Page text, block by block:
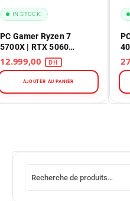
PC Gamer Ryzen 7
5700X | RTX 5060
Gaming
IN STOCK:
AJOUTER AU PANIER